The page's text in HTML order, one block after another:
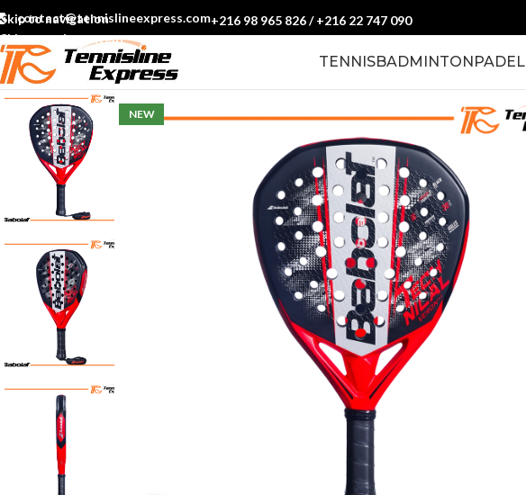
Skip to navigation
Skip to main content
contact@tennislineexpress.com+216 98 965 826/+216 22 747 090
TENNISBADMINTONPADEL
NEW